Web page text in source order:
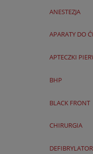
ANESTEZJA
APARATY DO
APTECZKI
BHP
BLACK FRONT
CHIRURGIA